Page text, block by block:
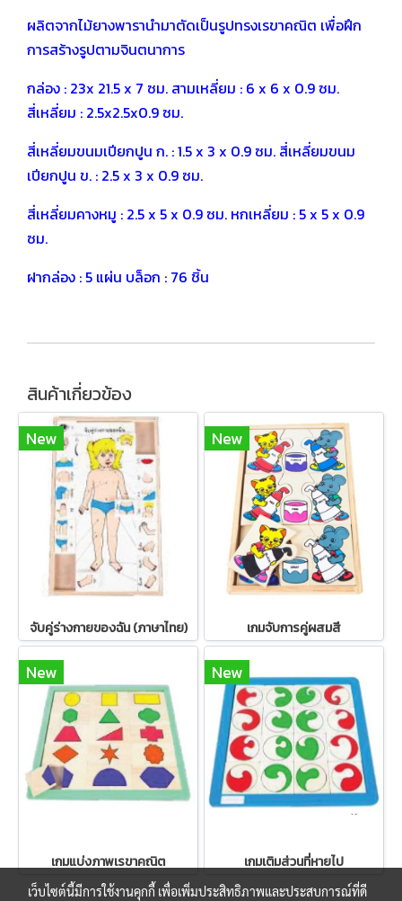
ผลิตจากไม้ยางพารานำมาตัดเป็นรูปทรงเรขาคณิต เพื่อฝึก
การสร้างรูปตามจินตนาการ
กล่อง : 23x 21.5 x 7 ซม. สามเหลี่ยม : 6 x 6 x 0.9 ซม.
สี่เหลี่ยม : 2.5x2.5x0.9 ซม.
สี่เหลี่ยมขนมเปียกปูน ก. : 1.5 x 3 x 0.9 ซม. สี่เหลี่ยมขนม
เปียกปูน ข. : 2.5 x 3 x 0.9 ซม.
สี่เหลี่ยมคางหมู : 2.5 x 5 x 0.9 ซม. หกเหลี่ยม : 5 x 5 x 0.9
ซม.
ฝากล่อง : 5 แผ่น บล็อก : 76 ชิ้น
สินค้าเกี่ยวข้อง
New
จับคู่ร่างกายของฉัน (ภาษาไทย)
New
เกมจับการคู่ผสมสี
New
เกมแบ่งภาพเรขาคณิต
New
เกมเติมส่วนที่หายไป
เว็บไซต์นี้มีการใช้งานคุกกี้ เพื่อเพิ่มประสิทธิภาพและประสบการณ์ที่ดี